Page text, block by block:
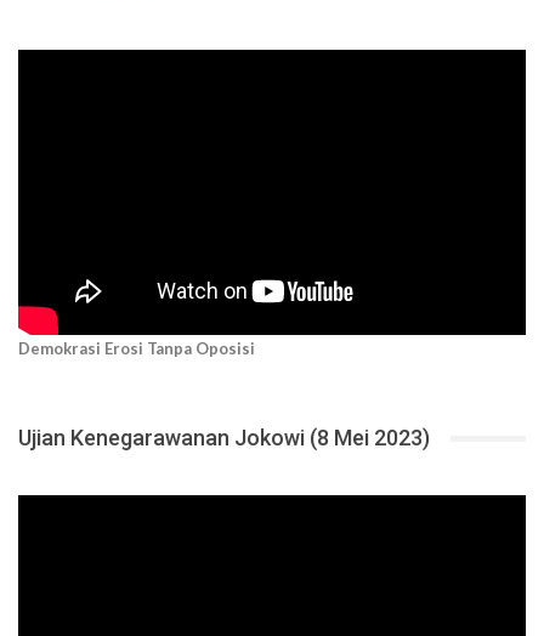
Demokrasi Erosi Tanpa Oposisi
Ujian Kenegarawanan Jokowi (8 Mei 2023)